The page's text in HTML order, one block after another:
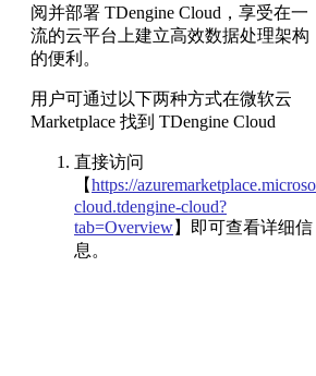
阅并部署 TDengine Cloud，享受在一
流的云平台上建立高效数据处理架构
的便利。
用户可通过以下两种方式在微软云
Marketplace 找到 TDengine Cloud
直接访问
【https://
cloud.tdengine-cloud?
tab=Overview】即可查看详细信
息。